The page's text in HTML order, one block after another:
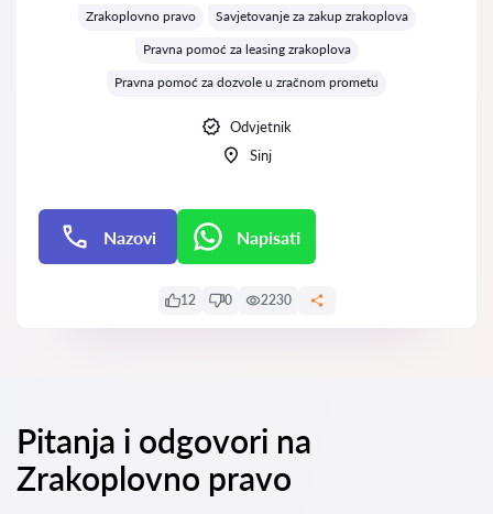
Zrakoplovno pravo
Savjetovanje za zakup zrakoplova
Pravna pomoć za leasing zrakoplova
Pravna pomoć za dozvole u zračnom prometu
Odvjetnik
Sinj
Nazovi Napisati
12 0 2230
Pitanja i odgovori na
Zrakoplovno pravo